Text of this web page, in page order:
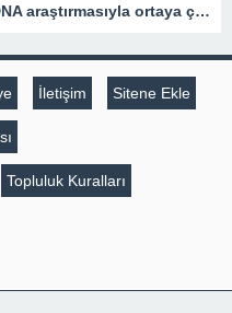
Beethoven hakkındaki gerçek DNA araştırmasıyla ortaya çıktı: Ölümünden aylar önce…
İletişim Sitene Ekle
Topluluk Kuralları